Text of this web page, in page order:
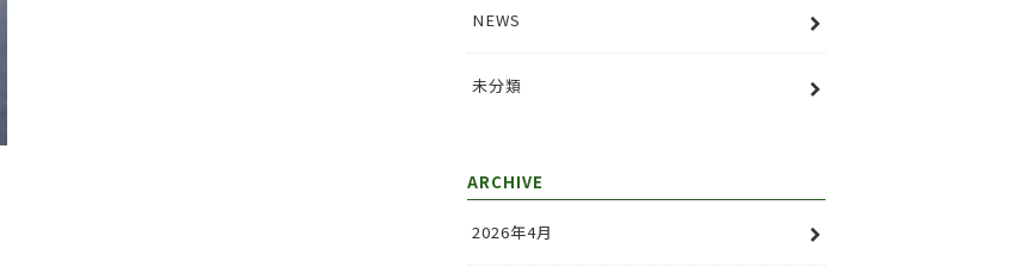
NEWS
未分類
ARCHIVE
2026年4月